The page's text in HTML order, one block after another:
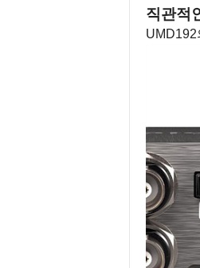
직관적
UMD192